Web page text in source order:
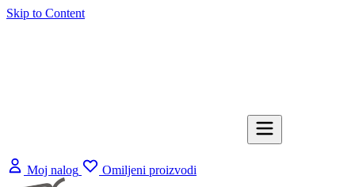
Skip to Content
Moj nalog Omiljeni proizvodi